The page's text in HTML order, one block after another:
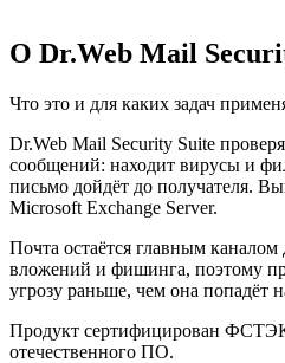
О Dr.Web Mail
Что это и для каких задач
Dr.Web Mail Security Suite
сообщений: находит вирусы и
письмо дойдёт до получателя.
Microsoft Exchange Server.
Почта остаётся главным
вложений и фишинга, поэтому
угрозу раньше, чем она попадёт
Продукт сертифицирован
отечественного ПО.